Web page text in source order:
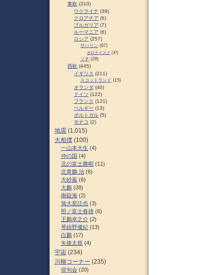
東欧 (310)
ウクライナ (39)
クロアチア (6)
ブルガリア (7)
ルーマニア (6)
ロシア (257)
サハリン (67)
ポロナイスク (37)
ソチ (29)
西欧 (445)
イギリス (211)
スコットランド (15)
オランダ (40)
ドイツ (122)
フランス (121)
ベルギー (13)
ポルトガル (5)
モナコ (2)
地震 (1,015)
大相撲 (100)
一山本大生 (4)
仲の国 (4)
北の富士勝昭 (11)
北青鵬 治 (6)
大砂嵐 (6)
大鵬 (28)
御嶽海 (2)
旭大星託也 (3)
照ノ富士春雄 (6)
王鵬幸之介 (2)
琴紺野優紀 (13)
白鵬 (17)
矢後太規 (4)
宇宙 (234)
川柳コーナー (235)
俳句会 (20)